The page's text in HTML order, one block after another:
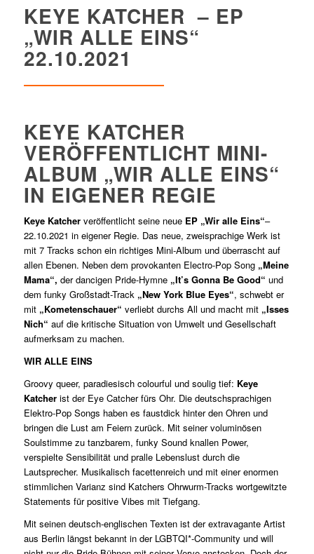
KEYE KATCHER – EP
„WIR ALLE EINS“
22.10.2021
KEYE KATCHER
VERÖFFENTLICHT MINI-
ALBUM „WIR ALLE EINS“
IN EIGENER REGIE
Keye Katcher veröffentlicht seine neue EP „Wir alle Eins“–
22.10.2021 in eigener Regie. Das neue, zweisprachige Werk ist
mit 7 Tracks schon ein richtiges Mini-Album und überrascht auf
allen Ebenen. Neben dem provokanten Electro-Pop Song „Meine
Mama“, der dancigen Pride-Hymne „It’s Gonna Be Good“ und
dem funky Großstadt-Track „New York Blue Eyes“, schwebt er
mit „Kometenschauer“ verliebt durchs All und macht mit „Isses
Nich“ auf die kritische Situation von Umwelt und Gesellschaft
aufmerksam zu machen.
WIR ALLE EINS
Groovy queer, paradiesisch colourful und soulig tief: Keye
Katcher ist der Eye Catcher fürs Ohr. Die deutschsprachigen
Elektro-Pop Songs haben es faustdick hinter den Ohren und
bringen die Lust am Feiern zurück. Mit seiner voluminösen
Soulstimme zu tanzbarem, funky Sound knallen Power,
verspielte Sensibilität und pralle Lebenslust durch die
Lautsprecher. Musikalisch facettenreich und mit einer enormen
stimmlichen Varianz sind Katchers Ohrwurm-Tracks wortgewitzte
Statements für positive Vibes mit Tiefgang.
Mit seinen deutsch-englischen Texten ist der extravagante Artist
aus Berlin längst bekannt in der LGBTQI*-Community und will